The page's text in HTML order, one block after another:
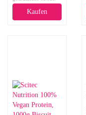
Kaufen